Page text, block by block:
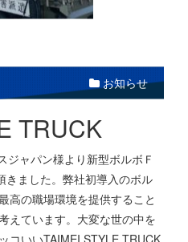
お知らせ
TRUCK
ジャパン様より新型ボルボＦ
きました。弊社初導入のボル
高の職場環境を提供すること
えています。大変な世の中を
コいいTAIMEI STYLE TRUCK